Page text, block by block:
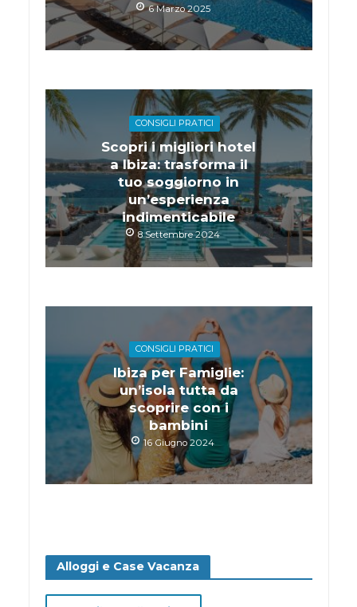
6 Marzo 2025
CONSIGLI PRATICI
Scopri i migliori hotel
a Ibiza: trasforma il
tuo soggiorno in
un’esperienza
indimenticabile
8 Settembre 2024
CONSIGLI PRATICI
Ibiza per Famiglie:
un’isola tutta da
scoprire con i
bambini
16 Giugno 2024
Alloggi e Case Vacanza